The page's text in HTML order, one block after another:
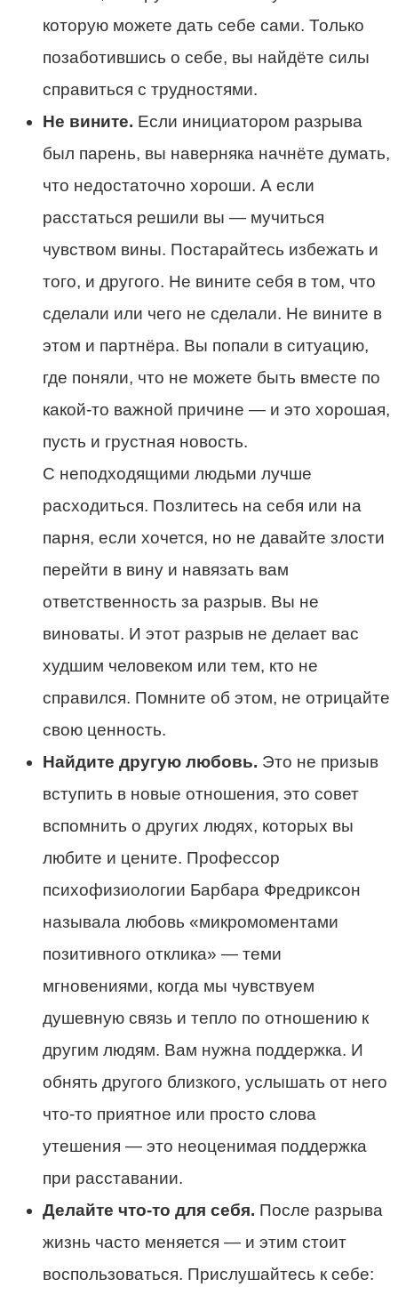
которую можете дать себе сами. Только
позаботившись о себе, вы найдёте силы
справиться с трудностями.
Не вините. Если инициатором разрыва
был парень, вы наверняка начнёте думать,
что недостаточно хороши. А если
расстаться решили вы — мучиться
чувством вины. Постарайтесь избежать и
того, и другого. Не вините себя в том, что
сделали или чего не сделали. Не вините в
этом и партнёра. Вы попали в ситуацию,
где поняли, что не можете быть вместе по
какой-то важной причине — и это хорошая,
пусть и грустная новость.
С неподходящими людьми лучше
расходиться. Позлитесь на себя или на
парня, если хочется, но не давайте злости
перейти в вину и навязать вам
ответственность за разрыв. Вы не
виноваты. И этот разрыв не делает вас
худшим человеком или тем, кто не
справился. Помните об этом, не отрицайте
свою ценность.
Найдите другую любовь. Это не призыв
вступить в новые отношения, это совет
вспомнить о других людях, которых вы
любите и цените. Профессор
психофизиологии Барбара Фредриксон
называла любовь «микромоментами
позитивного отклика» — теми
мгновениями, когда мы чувствуем
душевную связь и тепло по отношению к
другим людям. Вам нужна поддержка. И
обнять другого близкого, услышать от него
что-то приятное или просто слова
утешения — это неоценимая поддержка
при расставании.
Делайте что-то для себя. После разрыва
жизнь часто меняется — и этим стоит
воспользоваться. Прислушайтесь к себе: